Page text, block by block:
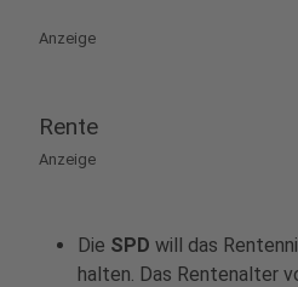
Anzeige
Rente
Anzeige
Die SPD will das
halten. Das Rentenalter